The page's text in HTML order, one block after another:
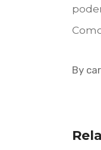
C
By